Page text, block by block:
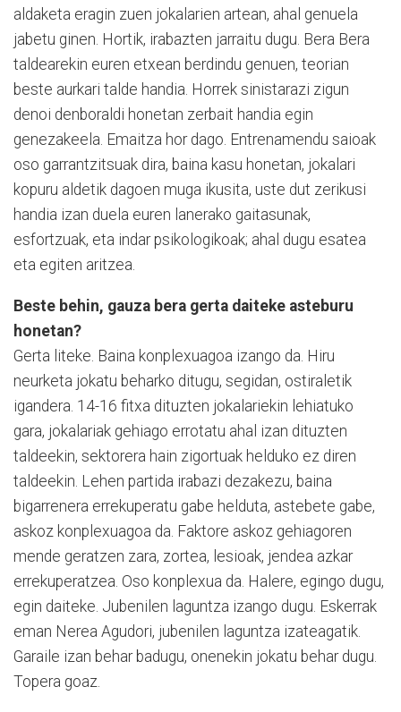
aldaketa eragin zuen jokalarien artean, ahal genuela
jabetu ginen. Hortik, irabazten jarraitu dugu. Bera Bera
taldearekin euren etxean berdindu genuen, teorian
beste aurkari talde handia. Horrek sinistarazi zigun
denoi denboraldi honetan zerbait handia egin
genezakeela. Emaitza hor dago. Entrenamendu saioak
oso garrantzitsuak dira, baina kasu honetan, jokalari
kopuru aldetik dagoen muga ikusita, uste dut zerikusi
handia izan duela euren lanerako gaitasunak,
esfortzuak, eta indar psikologikoak; ahal dugu esatea
eta egiten aritzea.
Beste behin, gauza bera gerta daiteke asteburu
honetan?
Gerta liteke. Baina konplexuagoa izango da. Hiru
neurketa jokatu beharko ditugu, segidan, ostiraletik
igandera. 14-16 fitxa dituzten jokalariekin lehiatuko
gara, jokalariak gehiago errotatu ahal izan dituzten
taldeekin, sektorera hain zigortuak helduko ez diren
taldeekin. Lehen partida irabazi dezakezu, baina
bigarrenera errekuperatu gabe helduta, astebete gabe,
askoz konplexuagoa da. Faktore askoz gehiagoren
mende geratzen zara, zortea, lesioak, jendea azkar
errekuperatzea. Oso konplexua da. Halere, egingo dugu,
egin daiteke. Jubenilen laguntza izango dugu. Eskerrak
eman Nerea Agudori, jubenilen laguntza izateagatik.
Garaile izan behar badugu, onenekin jokatu behar dugu.
Topera goaz.